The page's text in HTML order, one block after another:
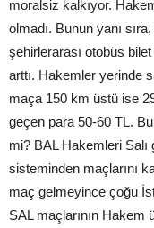
moralsiz kalkıyor.
olmadı. Bunun yanı
şehirlerarası otobüs
arttı. Hakemler yerinde
maça 150 km üstü ise
geçen para 50-60 TL.
mi? BAL Hakemleri
sisteminden maçlarını
maç gelmeyince çoğu
SAL maçlarının